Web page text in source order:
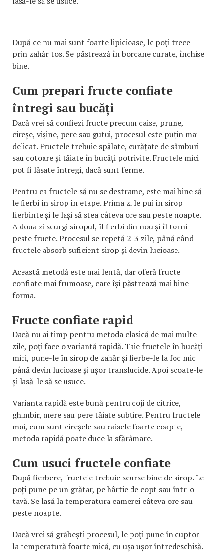
După ce nu mai sunt foarte lipicioase, le poți trece
prin zahăr tos. Se păstrează în borcane curate, închise
bine.
Cum prepari fructe confiate
întregi sau bucăți
Dacă vrei să confiezi fructe precum caise, prune,
cireșe, vișine, pere sau gutui, procesul este puțin mai
delicat. Fructele trebuie spălate, curățate de sâmburi
sau cotoare și tăiate în bucăți potrivite. Fructele mici
pot fi lăsate întregi, dacă sunt ferme.
Pentru ca fructele să nu se destrame, este mai bine să
le fierbi în sirop în etape. Prima zi le pui în sirop
fierbinte și le lași să stea câteva ore sau peste noapte.
A doua zi scurgi siropul, îl fierbi din nou și îl torni
peste fructe. Procesul se repetă 2-3 zile, până când
fructele absorb suficient sirop și devin lucioase.
Această metodă este mai lentă, dar oferă fructe
confiate mai frumoase, care își păstrează mai bine
forma.
Fructe confiate rapid
Dacă nu ai timp pentru metoda clasică de mai multe
zile, poți face o variantă rapidă. Taie fructele în bucăți
mici, pune-le în sirop de zahăr și fierbe-le la foc mic
până devin lucioase și ușor translucide. Apoi scoate-le
și lasă-le să se usuce.
Varianta rapidă este bună pentru coji de citrice,
ghimbir, mere sau pere tăiate subțire. Pentru fructele
moi, cum sunt cireșele sau caisele foarte coapte,
metoda rapidă poate duce la sfărâmare.
Cum usuci fructele confiate
După fierbere, fructele trebuie scurse bine de sirop. Le
poți pune pe un grătar, pe hârtie de copt sau într-o
tavă. Se lasă la temperatura camerei câteva ore sau
peste noapte.
Dacă vrei să grăbești procesul, le poți pune în cuptor
la temperatură foarte mică, cu ușa ușor întredeschisă.